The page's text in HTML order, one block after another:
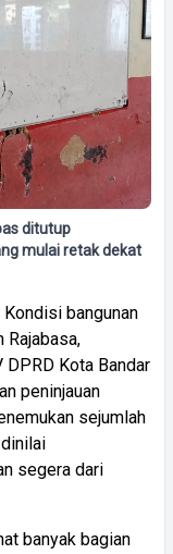
ditutup
mulai retak dekat
Kondisi bangunan
Rajabasa,
Kota Bandar
peninjauan
sejumlah
segera dari
banyak bagian